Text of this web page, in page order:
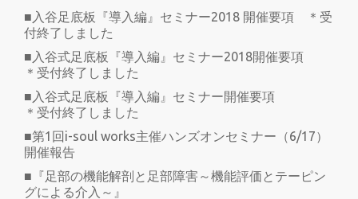
■入谷足底板『導入編』セミナー2018 開催要項 ＊受
付終了しました
■入谷式足底板『導入編』セミナー2018開催要項
＊受付終了しました
■入谷式足底板『導入編』セミナー開催要項
＊受付終了しました
■第1回i-soul works主催ハンズオンセミナー（6/17）
開催報告
■『足部の機能解剖と足部障害～機能評価とテーピン
グによる介入～』